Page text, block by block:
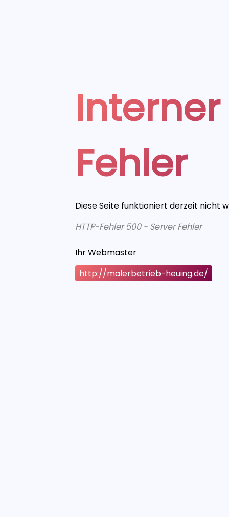
Fehler
Diese Seite funktioniert derzeit nicht
HTTP-Fehler 500 - Server Fehler
Ihr Webmaster
http://malerbetrieb-heuing.de/